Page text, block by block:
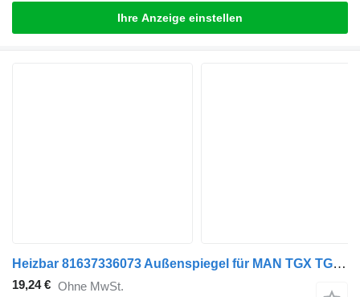
Ihre Anzeige einstellen
Heizbar 81637336073 Außenspiegel für MAN TGX TGS Sattelzugmaschine
19,24 € Ohne MwSt.